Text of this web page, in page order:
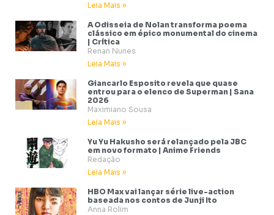
Leia Mais »
A Odisseia de Nolan transforma poema
clássico em épico monumental do cinema
| Crítica
Renan Nunes
Leia Mais »
Giancarlo Esposito revela que quase
entrou para o elenco de Superman | Sana
2026
Maximiano Sousa
Leia Mais »
Yu Yu Hakusho será relançado pela JBC
em novo formato | Anime Friends
Redação
Leia Mais »
HBO Max vai lançar série live-action
baseada nos contos de Junji Ito
Anna Rolim